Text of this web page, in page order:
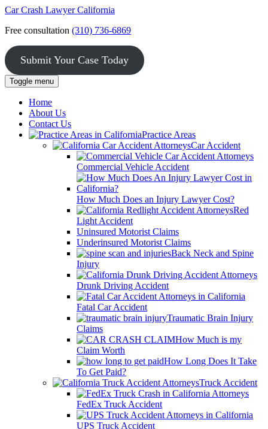
Skip
the
↵
Car Crash LawyerCalifornia
Free consultation (310) 736-6869
Submit Your Case Today
Toggle menu
Home
About Us
Contact Us
Practice Areas
Car Accident
Commercial Vehicle Accident
How Much Does an Injury Lawyer Cost?
Red
Light Accident
Uninsured Motorist Claims
Underinsured Motorist Claims
Back Neck and Spine
Injury
Drunk Driving Accident
Fatal Car Accident
Traumatic Brain Injury
Claims
How Much is my
Claim Worth
How Long Does It Take
To Get Paid?
Truck Accident
FedEx Truck Accident
UPS Truck Accident